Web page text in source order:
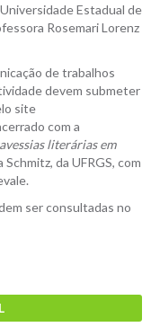
Estadual de
Rosemari Lorenz
de trabalhos
devem submeter
site
com a
literárias em
da UFRGS, com
ser consultadas no